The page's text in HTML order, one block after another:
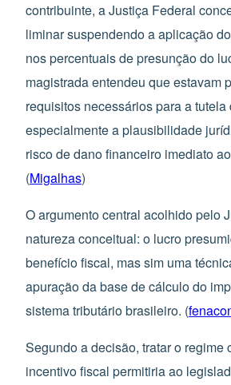
contribuinte, a Justiça Federal
liminar suspendendo a aplicação
nos percentuais de presunção do
magistrada entendeu que estavam
requisitos necessários para a tutela
especialmente a plausibilidade
risco de dano financeiro imediato
(Migalhas)
O argumento central acolhido pelo
natureza conceitual: o lucro
benefício fiscal, mas sim uma
apuração da base de cálculo do
sistema tributário brasileiro. (
Segundo a decisão, tratar o regime
incentivo fiscal permitiria ao